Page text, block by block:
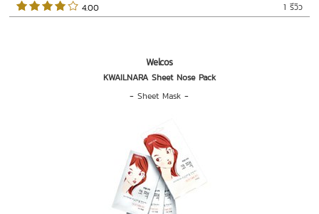
1 รีวิว
4.00
Welcos
KWAILNARA Sheet Nose Pack
-Sheet Mask -